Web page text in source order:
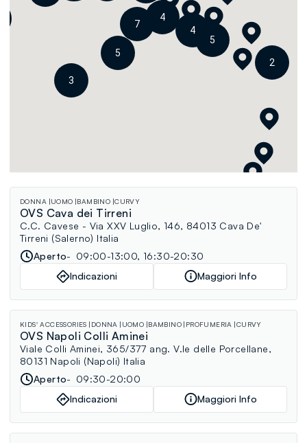
4
5
5
2
7
4
3
DONNA UOMO BAMBINO CURVY
OVS Cava dei Tirreni
C.C. Cavese - Via XXV Luglio, 146, 84013 Cava De'
Tirreni (Salerno) Italia
Aperto
09:00-13:00, 16:30-20:30
Indicazioni
Maggiori Info
KIDS' ACCESSORIES DONNA UOMO BAMBINO PROFUMERIA CURVY
OVS Napoli Colli Aminei
Viale Colli Aminei, 365/377 ang. V.le delle Porcellane,
80131 Napoli (Napoli) Italia
Aperto
09:30-20:00
Indicazioni
Maggiori Info